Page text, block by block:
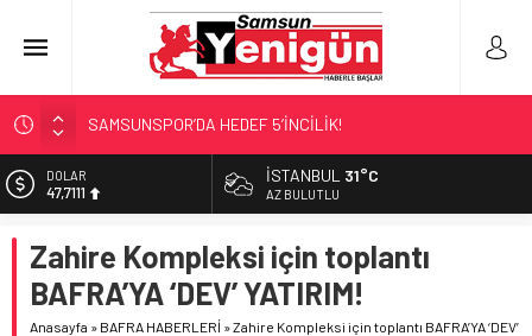
SAMSUNSPOR’DA HEDEF 5’İNCİLİK!
‘BAFRA’YA YATIRIM YAPIN!’
İŞTE FINDIK FİYATI!
GERİ SAYIM BAŞLADI
DOLAR
47,7111
55,1881
ALTIN
6.660,55
İSTANBUL 31°C
AZ BULUTLU
Zahire Kompleksi için toplantı
BAFRA’YA ‘DEV’ YATIRIM!
Anasayfa » BAFRA HABERLERİ »Zahire Kompleksi için toplantı BAFRA’YA ‘DEV’